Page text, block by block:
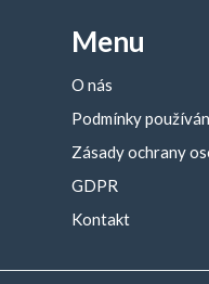
Menu
O nás
Podmínky
Zásady ochrany
GDPR
Kontakt